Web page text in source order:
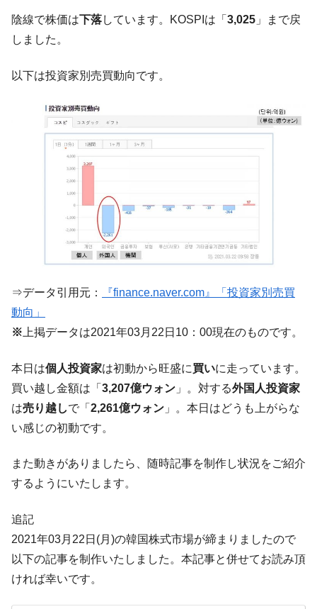
『Money1』
韓国型イージス搭載の次世代駆逐艦
に韓国がいっちょがみしたのでは。
は韓国で『BYD』車は売れている。6カ月で対前年同期比
1.9倍！
『Money1』
在韓米国大使スティールが着韓！⇒ さっそ
く空港に詰めかけ「出て行け！」「極右勢力」のプラカー
ドを掲げる「在韓反米勢力」
『Money1』
韓国政府「2035年までに18.4GW規模のAIデ
ータセンター整備」⇒ だから無理だってば。
『Money1』
JPモルガン「韓国レバレッジETFの清算は
ほぼ終わった」
発。
ャンペーン」⇒ あの名物教授も登場！
『Money1』
韓国「橋が落ちました」⇒ 耐久性「なさす
ぎ」では。
『Money1』
韓国鉄鋼最大手『POSCO』ズブズブ沈む。
営業利益80.2％も減少
する差別。許してはおかぬ
韓国ボンクラ政策室長･金容範、株価暴落に
『Money1』
韓国半導体『SKハイニックス』2026年2Qの
業績「史上最高益」当期純利益は前年同期比13.4倍に。
『Money1』
機 ⇒ 10.7兆では損が出るからできない。
陰線で株価は下落しています。KOSPIは「 3,025 」まで戻
しました。
以下は投資家別売買動向です。
⇒データ引用元：
『finance.naver.com』「投資家別売買
動向」
※上掲データは2021年03月22日10：00現在のものです。
本日は個人投資家は初動から旺盛に買いに走っています。
買い越し金額は「 3,207億ウォン 」。対する外国人投資家
は売り越しで「 2,261億ウォン 」。本日はどうも上がらな
い感じの初動です。
また動きがありましたら、随時記事を制作し状況をご紹介
するようにいたします。
追記
2021年03月22日(月)の韓国株式市場が締まりましたので
以下の記事を制作いたしました。本記事と併せてお読み頂
ければ幸いです。